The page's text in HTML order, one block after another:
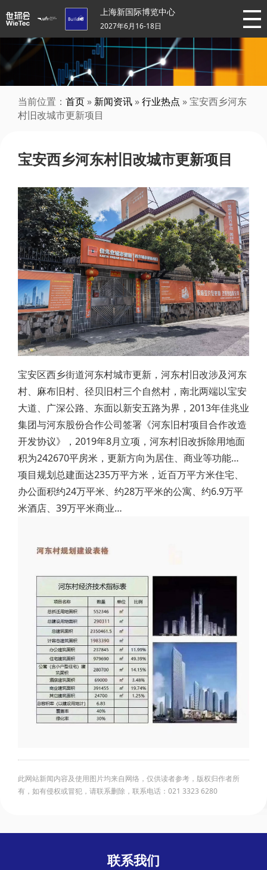
上海新国际博览中心
2027年6月16-18日
当前位置： 首页 » 新闻资讯 »行业热点 » 宝安西乡河东
村旧改城市更新项目
宝安西乡河东村旧改城市更新项目
宝安区西乡街道河东村城市更新，河东村旧改涉及河东
村、麻布旧村、径贝旧村三个自然村，南北两端以宝安
大道、广深公路、东面以新安五路为界，2013年佳兆业
集团与河东股份合作公司签署《河东旧村项目合作改造
开发协议》，2019年8月立项，河东村旧改拆除用地面
积为242670平房米，更新方向为居住、商业等功能…
项目规划总建面达235万平方米，近百万平方米住宅、
办公面积约24万平米、约28万平米的公寓、约6.9万平
米酒店、39万平米商业…
此网站新闻内容及使用图片均来自网络，仅供读者参考，版权归作者所
有，如有侵权或冒犯，请联系删除，联系电话：021 3323 6280
联系我们